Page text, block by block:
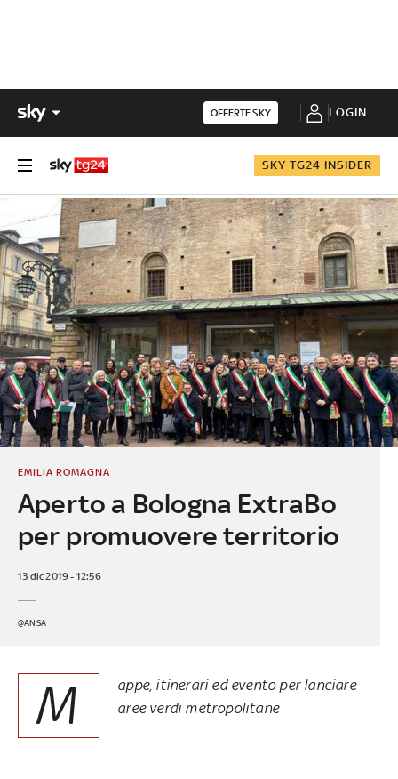
OFFERTE SKY LOGIN
SKY TG24 INSIDER
Aperto a Bologna ExtraBo
per promuovere territorio
EMILIA ROMAGNA
13 dic 2019 - 12:56
@ANSA
M
appe, itinerari ed evento per lanciare
aree verdi metropolitane